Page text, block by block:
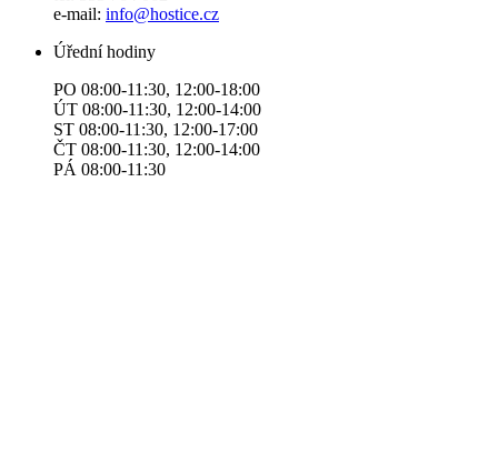
e-mail: info@hostice.cz
Úřední hodiny
PO 08:00-11:30, 12:00-18:00
ÚT 08:00-11:30, 12:00-14:00
ST 08:00-11:30, 12:00-17:00
ČT 08:00-11:30, 12:00-14:00
​​​​PÁ 08:00-11:30